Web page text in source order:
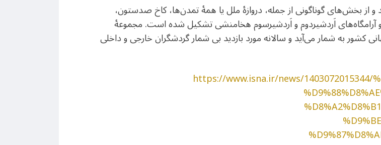
شیراز جای دارد و از بخش‌های گوناگونی از جمله، دروازۀ ملل یا همۀ تمدن‌ها، کاخ صدستون،
و آرامگاه‌های اَردشیردوم و اَردشیرسوم هخامنشی تشکیل شده است. مجموعۀ
کشور به شمار می‌آید و سالانه مورد بازدید بی شمار گردشگران خارجی و داخلی
https://www.isna.ir/news/1403072015344/